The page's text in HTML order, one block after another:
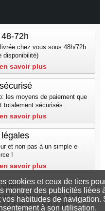
72h
chez vous sous 48h/72h
disponibilité)
savoir plus
les moyens de paiement que
totalement sécurisés.
savoir plus
et non pas à un simple e-
!
savoir plus
le lundi de 15h00 à 18h et
12h et de 15h00 a 18h
cookies et ceux de tiers
montrer des publicités liées
habitudes de navigation.
à son utilisation,